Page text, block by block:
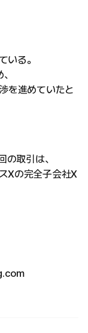
いる。
を進めていたと
取引は、
Xの完全子会社X